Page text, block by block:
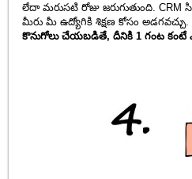
లేదా మరుసటి రోజు జరుగుతుంది. CRM
మీరు మీ ఉద్యోగికి శిక్షణ కోసం అడగవచ్చు.
కొనుగోలు చేయబడితే, దీనికి 1 గంట కంటే